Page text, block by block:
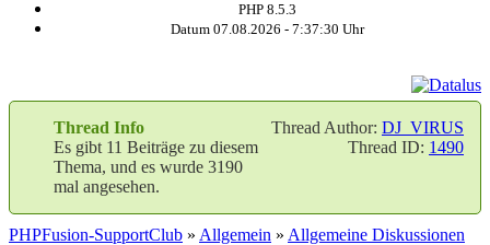
PHP 8.5.3
Datum 07.08.2026 - 7:37:31 Uhr
Thread Author: DJ_VIRUS
Thread ID: 1490
Thread Info
Es gibt 11 Beiträge zu diesem
Thema, und es wurde 3190
mal angesehen.
PHPFusion-SupportClub » Allgemein » Allgemeine Diskussionen